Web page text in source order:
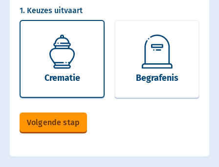
1. Keuzes uitvaart
Crematie Begrafenis
Volgende stap